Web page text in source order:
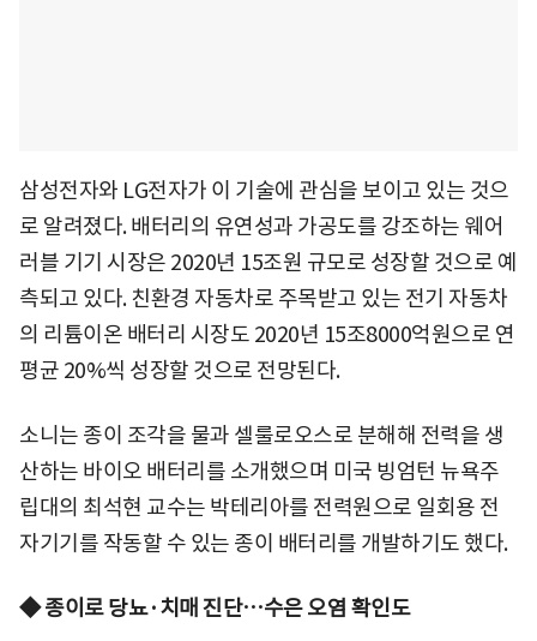
삼성전자와 LG전자가 이 기술에 관심을 보이고 있는 것으
로 알려졌다. 배터리의 유연성과 가공도를 강조하는 웨어
러블 기기 시장은 2020년 15조원 규모로 성장할 것으로 예
측되고 있다. 친환경 자동차로 주목받고 있는 전기 자동차
의 리튬이온 배터리 시장도 2020년 15조8000억원으로 연
평균 20%씩 성장할 것으로 전망된다.
소니는 종이 조각을 물과 셀룰로오스로 분해해 전력을 생
산하는 바이오 배터리를 소개했으며 미국 빙엄턴 뉴욕주
립대의 최석현 교수는 박테리아를 전력원으로 일회용 전
자기기를 작동할 수 있는 종이 배터리를 개발하기도 했다.
◆ 종이로 당뇨·치매 진단…수은 오염 확인도